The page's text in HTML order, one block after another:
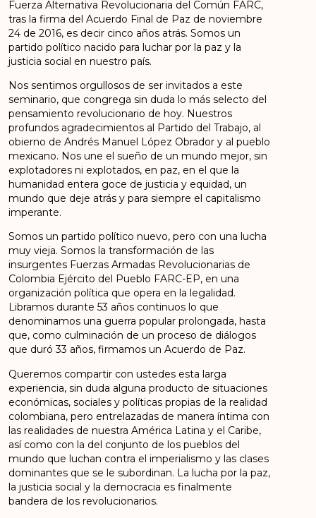
Fuerza Alternativa Revolucionaria del Común FARC,
tras la firma del Acuerdo Final de Paz de noviembre
24 de 2016, es decir cinco años atrás. Somos un
partido político nacido para luchar por la paz y la
justicia social en nuestro país.
Nos sentimos orgullosos de ser invitados a este
seminario, que congrega sin duda lo más selecto del
pensamiento revolucionario de hoy. Nuestros
profundos agradecimientos al Partido del Trabajo, al
obierno de Andrés Manuel López Obrador y al pueblo
mexicano. Nos une el sueño de un mundo mejor, sin
explotadores ni explotados, en paz, en el que la
humanidad entera goce de justicia y equidad, un
mundo que deje atrás y para siempre el capitalismo
imperante.
Somos un partido político nuevo, pero con una lucha
muy vieja. Somos la transformación de las
insurgentes Fuerzas Armadas Revolucionarias de
Colombia Ejército del Pueblo FARC-EP, en una
organización política que opera en la legalidad.
Libramos durante 53 años continuos lo que
denominamos una guerra popular prolongada, hasta
que, como culminación de un proceso de diálogos
que duró 33 años, firmamos un Acuerdo de Paz.
Queremos compartir con ustedes esta larga
experiencia, sin duda alguna producto de situaciones
económicas, sociales y políticas propias de la realidad
colombiana, pero entrelazadas de manera íntima con
las realidades de nuestra América Latina y el Caribe,
así como con la del conjunto de los pueblos del
mundo que luchan contra el imperialismo y las clases
dominantes que se le subordinan. La lucha por la paz,
la justicia social y la democracia es finalmente
bandera de los revolucionarios.